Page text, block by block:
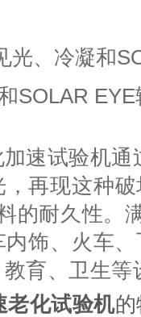
光、冷凝和
SOLAR
速试验机通
再现这种
的耐久性。
饰、火车
育、卫生等
老化试验机的